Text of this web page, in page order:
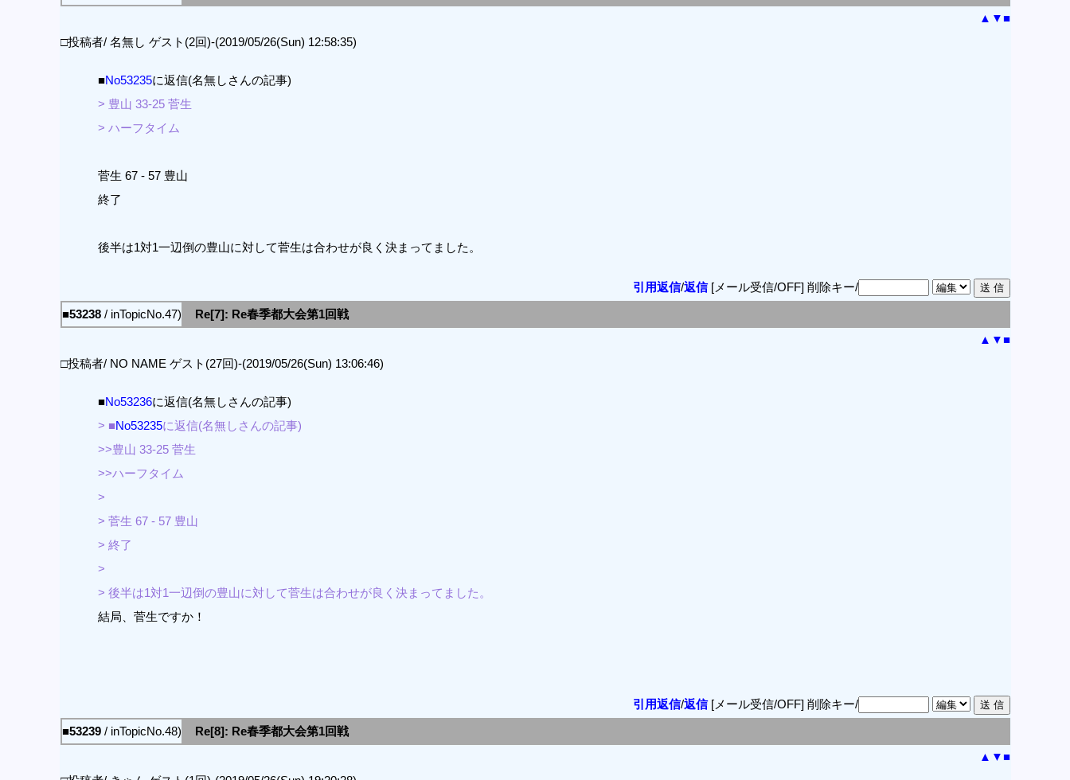
▲ ▼■
□投稿者/ 名無し ゲスト(2回)-(2019/05/26(Sun) 12:58:35)
■No53235に返信(名無しさんの記事)
> 豊山 33-25 菅生
> ハーフタイム
菅生 67 - 57 豊山
終了
後半は1対1一辺倒の豊山に対して菅生は合わせが良く決まってました。
引用返信/返信[メール受信/OFF] 削除キー/
■53238/ inTopicNo.47)
Re[7]: Re春季都大会第1回戦
▲ ▼■
□投稿者/ NO NAME ゲスト(27回)-(2019/05/26(Sun) 13:06:46)
■No53236に返信(名無しさんの記事)
> ■No53235に返信(名無しさんの記事)
>>豊山 33-25 菅生
>>ハーフタイム
>
> 菅生 67 - 57 豊山
> 終了
>
> 後半は1対1一辺倒の豊山に対して菅生は合わせが良く決まってました。
結局、菅生ですか！
引用返信/返信[メール受信/OFF] 削除キー/
■53239/ inTopicNo.48)
Re[8]: Re春季都大会第1回戦
▲ ▼■